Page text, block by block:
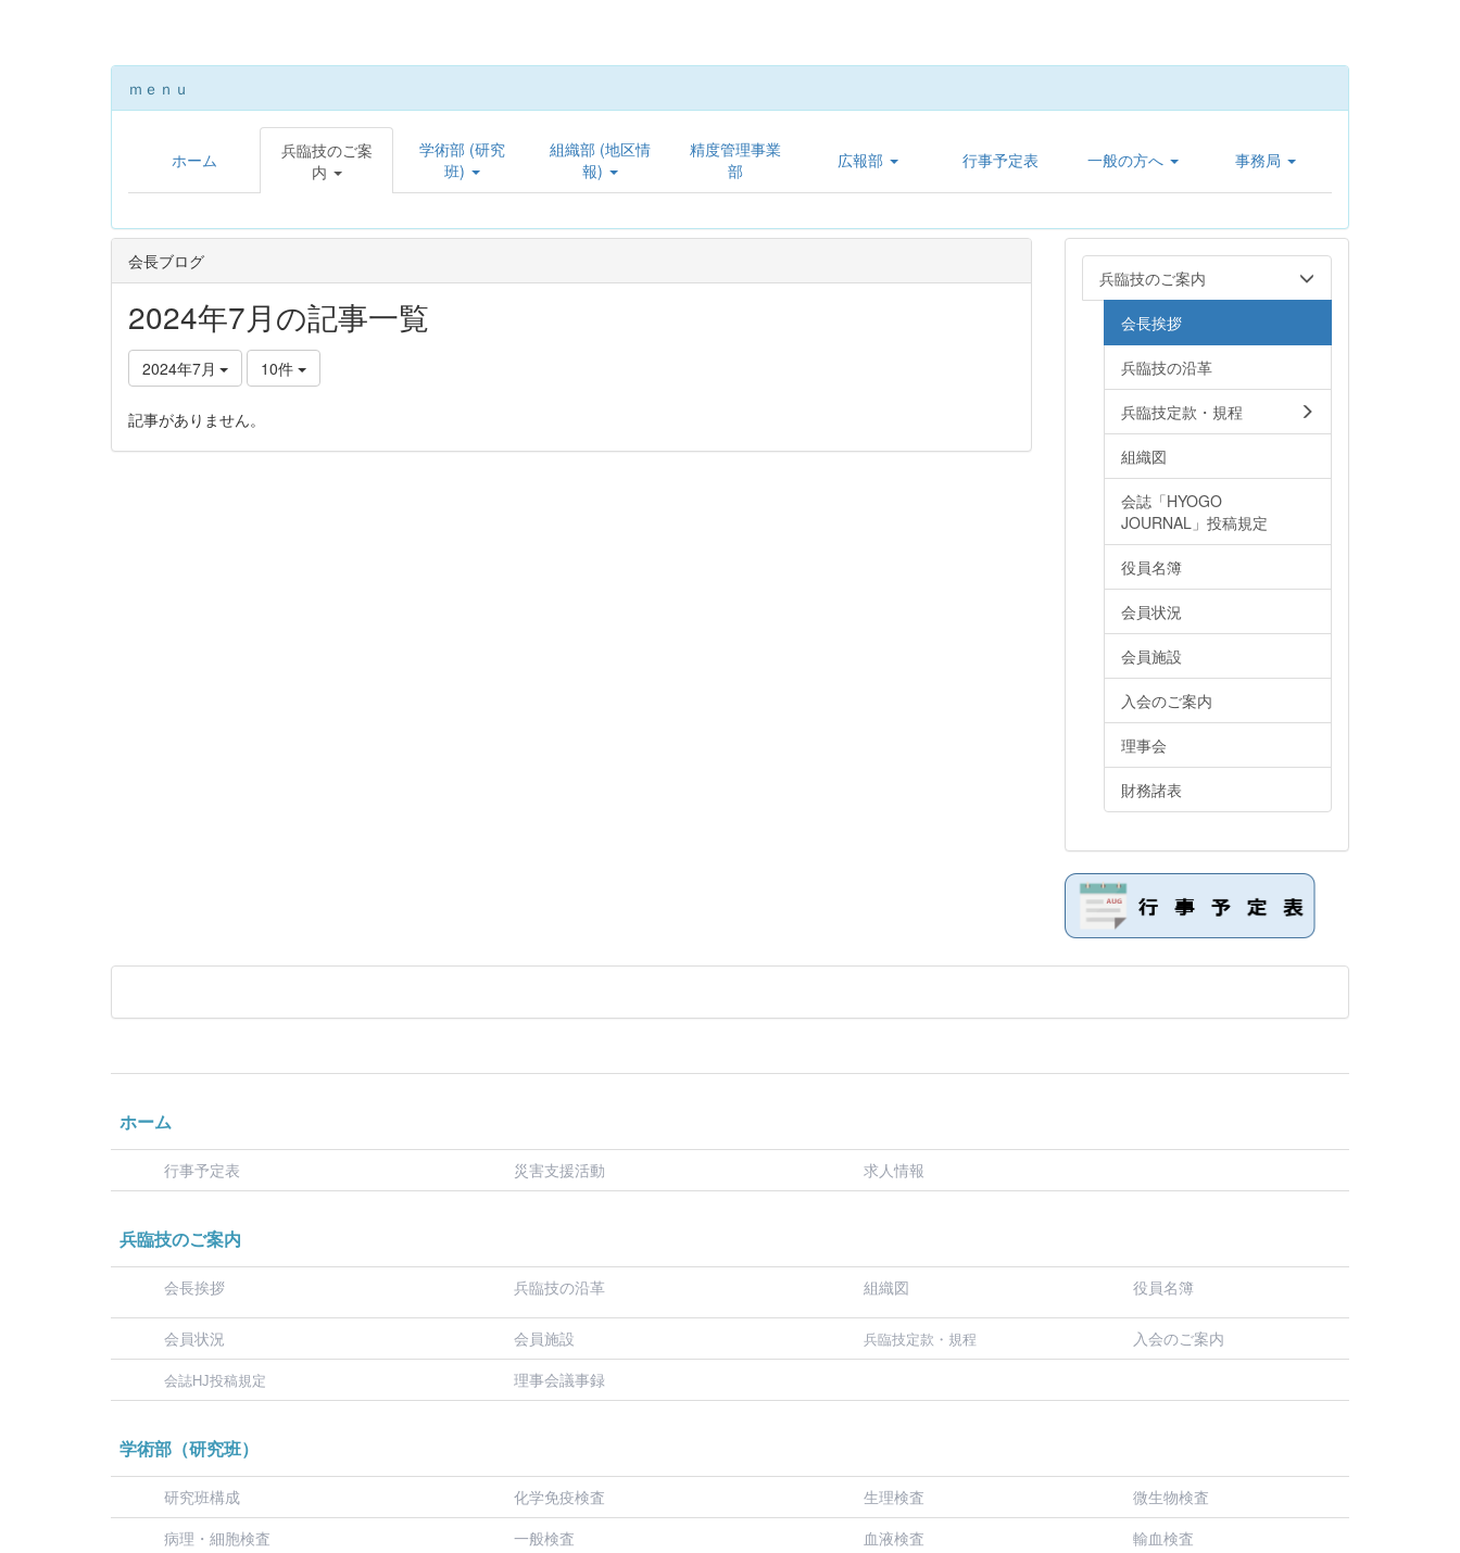
ｍｅｎｕ
ホーム
兵臨技のご案
内
学術部 (研究
班)
組織部 (地区情
報)
精度管理事業
部
広報部 行事予定表 一般の方へ 事務局
会長ブログ
2024年7月の記事一覧
2024年7月 10件
記事がありません。
兵臨技のご案内
会長挨拶
兵臨技の沿革
兵臨技定款・規程
組織図
会誌「HYOGO
JOURNAL」投稿規定
役員名簿
会員状況
会員施設
入会のご案内
理事会
財務諸表
ホーム
行事予定表 災害支援活動 求人情報
兵臨技のご案内
会長挨拶 兵臨技の沿革 組織図 役員名簿
会員状況 会員施設 兵臨技定款・規程 入会のご案内
会誌HJ投稿規定 理事会議事録
学術部（研究班）
研究班構成 化学免疫検査 生理検査
微生物検査
病理・細胞検査
一般検査 血液検査
輸血検査